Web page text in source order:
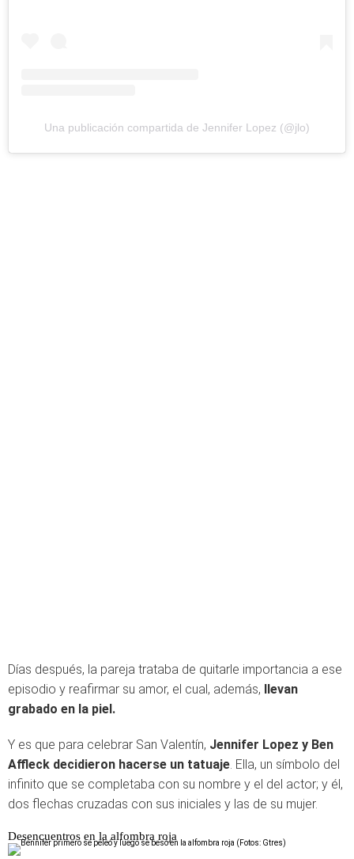
Una publicación compartida de Jennifer Lopez (@jlo)
Días después, la pareja trataba de quitarle importancia a ese
episodio y reafirmar su amor, el cual, además, llevan
grabado en la piel.
Y es que para celebrar San Valentín, Jennifer Lopez y Ben
Affleck decidieron hacerse un tatuaje . Ella, un símbolo del
infinito que se completaba con su nombre y el del actor; y él,
dos flechas cruzadas con sus iniciales y las de su mujer.
Desencuentros en la alfombra roja